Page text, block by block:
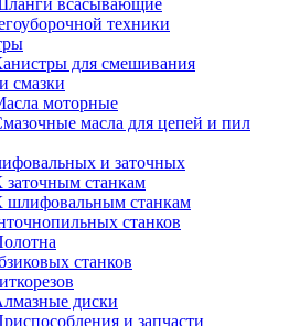
всасывающие
техники
для смешивания
смазки
моторные
масла для цепей и пил
и заточных
заточным станкам
шлифовальным станкам
станков
станков
диски
и запчасти